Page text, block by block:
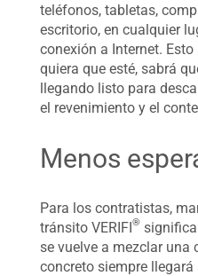
teléfonos, tabletas,
escritorio, en cualquier
conexión a Internet.
quiera que esté, sabrá
llegando listo para
el revenimiento y el
Menos
Para los contratistas,
tránsito VERIFI®
se vuelve a mezclar una
concreto siempre